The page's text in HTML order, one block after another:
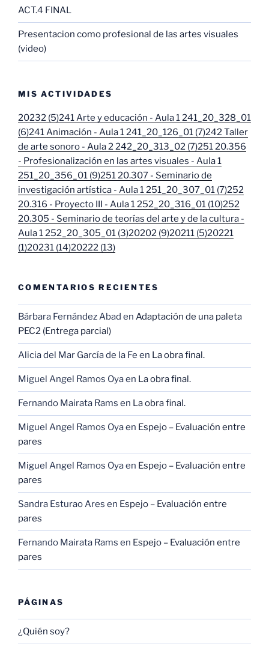
ACT.4 FINAL
Presentacion como profesional de las artes visuales
(video)
MIS ACTIVIDADES
20232 (5)241 Arte y educación - Aula 1 241_20_328_01
(6)241 Animación - Aula 1 241_20_126_01 (7)242 Taller
de arte sonoro - Aula 2 242_20_313_02 (7)251 20.356
- Profesionalización en las artes visuales - Aula 1
251_20_356_01 (9)251 20.307 - Seminario de
investigación artística - Aula 1 251_20_307_01 (7)252
20.316 - Proyecto III - Aula 1 252_20_316_01 (10)252
20.305 - Seminario de teorías del arte y de la cultura -
Aula 1 252_20_305_01 (3)20202 (9)20211 (5)20221
(1)20231 (14)20222 (13)
COMENTARIOS RECIENTES
Bárbara Fernández Abad en Adaptación de una paleta
PEC2 (Entrega parcial)
Alicia del Mar García de la Fe en La obra final.
Miguel Angel Ramos Oyaen La obra final.
Fernando Mairata Rams en La obra final.
Miguel Angel Ramos Oyaen Espejo – Evaluación entre
pares
Miguel Angel Ramos Oyaen Espejo – Evaluación entre
pares
Sandra Esturao Ares en Espejo – Evaluación entre
pares
Fernando Mairata Rams en Espejo – Evaluación entre
pares
PÁGINAS
¿Quién soy?